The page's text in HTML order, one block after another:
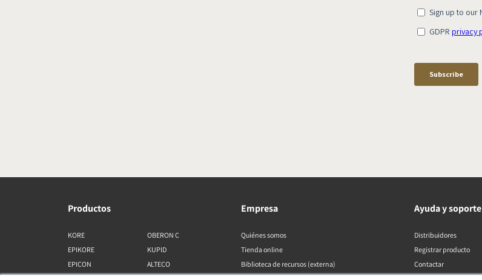
Productos
KORE
EPIKORE
EPICON
OBERON C
KUPID
ALTECO
Empresa
Quiénes somos
Tienda online
Biblioteca de recursos (externa)
Ayuda y soporte
Distribuidores
Registrar producto
Contactar